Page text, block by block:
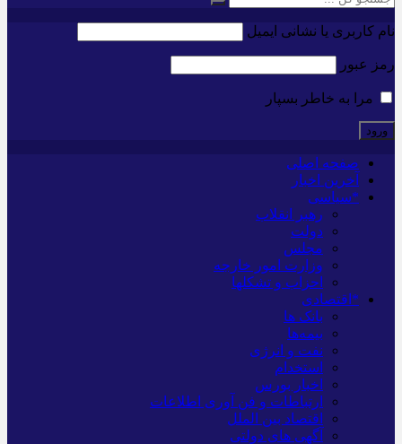
نام کاربری یا نشانی ایمیل
رمز عبور
مرا به خاطر بسپار
صفحه اصلی
آخرین اخبار
*سیاسی
رهبر انقلاب
دولت
مجلس
وزارت امور خارجه
احزاب و تشکلها
*اقتصادی
بانک ها
بیمه‌ها
نفت و انرژی
استخدام
اخبار بورس
ارتباطات و فن آوری اطلاعات
اقتصاد بین الملل
آگهی های دولتی